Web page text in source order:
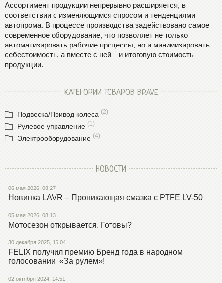
Ассортимент продукции непрерывно расширяется, в
соответствии с изменяющимся спросом и тенденциями
автопрома. В процессе производства задействовано самое
современное оборудование, что позволяет не только
автоматизировать рабочие процессы, но и минимизировать
себестоимость, а вместе с ней – и итоговую стоимость
продукции.
КАТЕГОРИИ ТОВАРОВ BRAVE
Подвеска/Привод колеса (2)
Рулевое управление (1)
Электрооборудование (4)
НОВОСТИ
06 мая 2026, 08:27
Новинка LAVR – Проникающая смазка с PTFE LV-50
05 мая 2026, 08:13
Мотосезон открывается. Готовы?
30 декабря 2025, 16:04
FELIX получил премию Бренд года в народном
голосовании «За рулем»!
02 октября 2024, 14:51